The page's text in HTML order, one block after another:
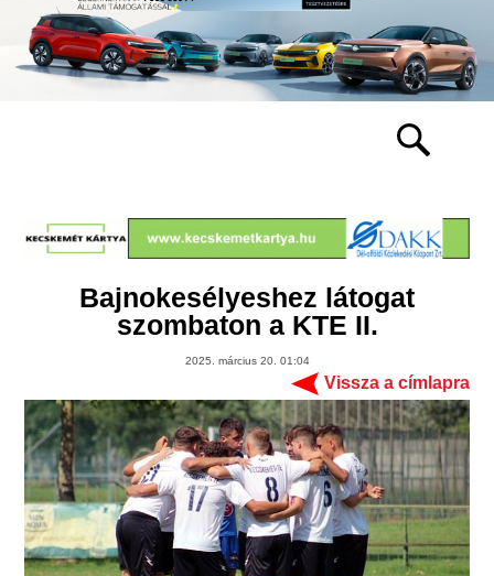
Bajnokesélyeshez látogat
szombaton a KTE II.
2025. március 20. 01:04
Vissza a címlapra